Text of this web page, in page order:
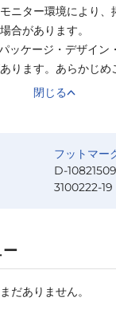
ニター環境により、
合があります。
ッケージ・デザイン
ります。あらかじめ
閉じる
フットマー
D-
3100222-19
ー
だありません。